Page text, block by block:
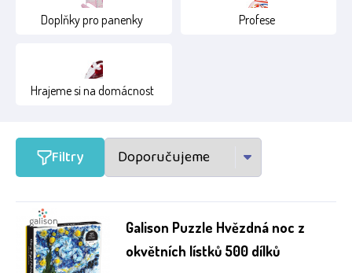
4+
Doplňky pro panenky Profese
Hrajeme si na domácnost
Filtry
Galison Puzzle Hvězdná noc z
okvětních lístků 500 dílků